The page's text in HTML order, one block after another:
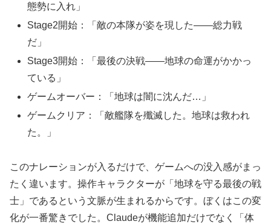
態勢に入れ」
Stage2開始：「敵の本隊が姿を現した——総力戦
だ」
Stage3開始：「最後の決戦——地球の命運がかかっ
ている」
ゲームオーバー：「地球は闇に沈んだ…」
ゲームクリア：「敵艦隊を殲滅した。地球は救われ
た。」
このナレーションが入るだけで、ゲームへの没入感がまっ
たく違います。操作キャラクターが「地球を守る最後の戦
士」であるという文脈が生まれるからです。ぼくはこの変
化が一番驚きでした。Claudeが機能追加だけでなく「体